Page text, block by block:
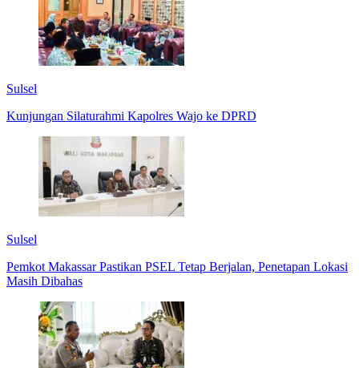
Sulsel
Kunjungan Silaturahmi Kapolres Wajo ke DPRD
Sulsel
Pemkot Makassar Pastikan PSEL Tetap Berjalan, Penetapan Lokasi
Masih Dibahas